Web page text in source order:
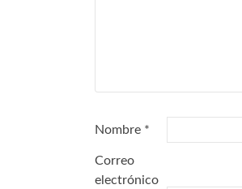
Nombre *
Correo
electrónico